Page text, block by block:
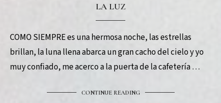
LA LUZ
COMO SIEMPRE es una hermosa noche, las estrellas
brillan, la luna llena abarca un gran cacho del cielo y yo
muy confiado, me acerco a la puerta de la cafetería …
CONTINUE READING